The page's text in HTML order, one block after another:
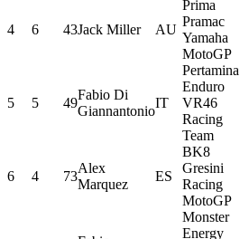
4 6 43Jack Miller AU
Prima
Pramac
Yamaha
MotoGP
5 5 49
Fabio Di
Giannantonio
IT
Pertamina
Enduro
VR46
Racing
Team
6 4 73
Alex
Marquez
ES
BK8
Gresini
Racing
MotoGP
Monster
Energy